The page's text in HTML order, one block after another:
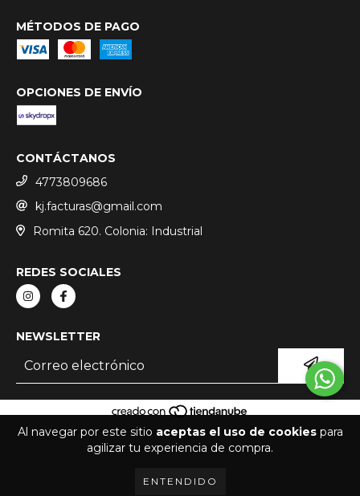
Al navegar por este sitio aceptas el uso de cookiespara
agilizar tu experiencia de compra.
ENTENDIDO
MÉTODOS DE PAGO
OPCIONES DE ENVÍO
CONTÁCTANOS
4773809686
kj.facturas@gmail.com
Romita 620. Colonia: Industrial
REDES SOCIALES
NEWSLETTER
COPYRIGHT KJ EXOTICS - 2026. TODOS LOS DERECHOS RESERVADOS.